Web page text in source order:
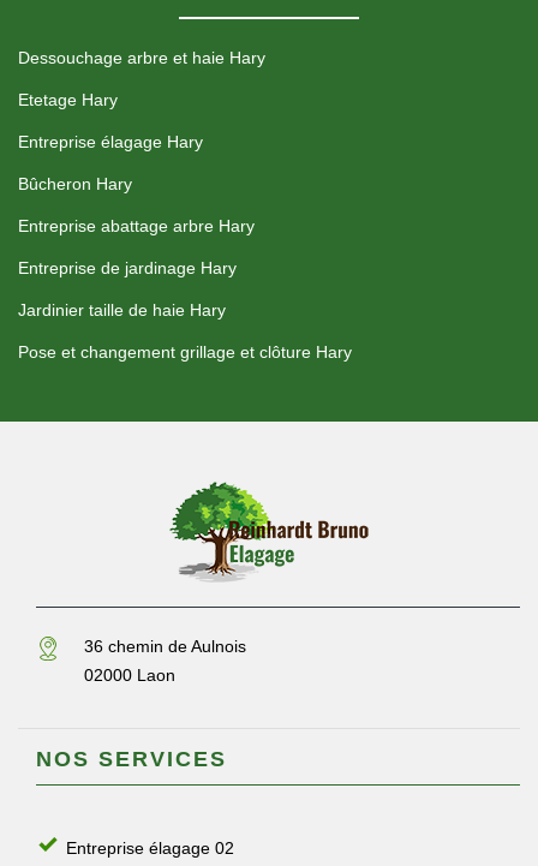
Dessouchage arbre et haie Hary
Etetage Hary
Entreprise élagage Hary
Bûcheron Hary
Entreprise abattage arbre Hary
Entreprise de jardinage Hary
Jardinier taille de haie Hary
Pose et changement grillage et clôture Hary
36 chemin de Aulnois
02000 Laon
NOS SERVICES
Entreprise élagage 02